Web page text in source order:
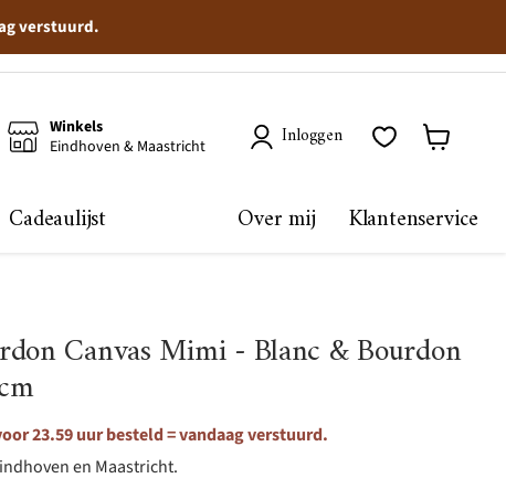
verstuurd.
Winkels
Eindhoven & Maastricht
Inloggen
Cadeaulijst Over mij Klantenservice
Canvas Mimi - Blanc & Bourdon
23.59 uur besteld = vandaag verstuurd.
en Maastricht.